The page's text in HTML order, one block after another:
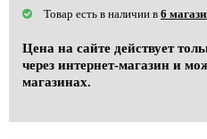
Товар есть в наличии в 6
Цена на сайте действует
через интернет-магазин и
магазинах.